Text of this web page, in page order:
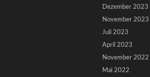
Dezember 2023
November 2023
Juli 2023
April 2023
November 2022
Mai 2022